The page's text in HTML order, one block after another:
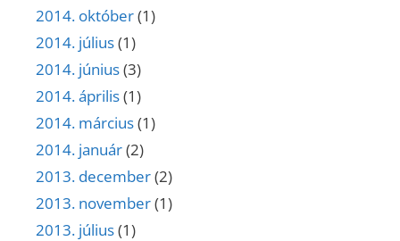
2014. október(1)
2014. július(1)
2014. június(3)
2014. április(1)
2014. március(1)
2014. január(2)
2013. december(2)
2013. november(1)
2013. július(1)